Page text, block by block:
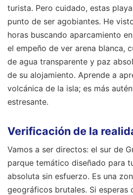
turista. Pero cuidado, estas
punto de ser agobiantes. He
horas buscando aparcamiento
el empeño de ver arena blanca,
de agua transparente y paz
de su alojamiento. Aprende a
volcánica de la isla; es más
estresante.
Verificación de la
Vamos a ser directos: el sur de
parque temático diseñado para
absoluta sin esfuerzo. Es una
geográficos brutales. Si esperas